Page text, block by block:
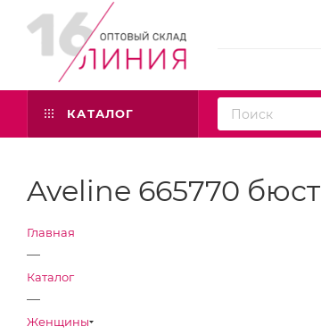
КАТАЛОГ
Aveline 665770 бюст
Главная
—
Каталог
—
Женщины